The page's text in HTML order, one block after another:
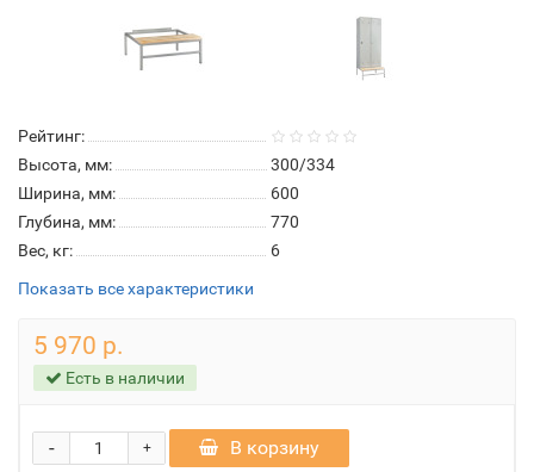
Рейтинг:
Высота, мм:
300/334
Ширина, мм:
600
Глубина, мм:
770
Вес, кг:
6
Показать все характеристики
5 970 р.
Есть в наличии
+
- В корзину